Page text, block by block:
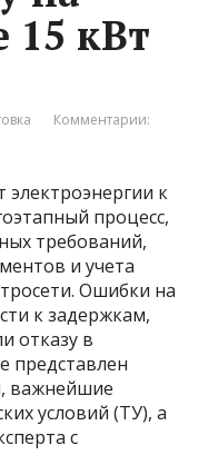
15 кВт
Комментарии:
электроэнергии к
процесс,
требований,
и учета
Ошибки на
к задержкам,
отказу в
представлен
важнейшие
условий (ТУ), а
с